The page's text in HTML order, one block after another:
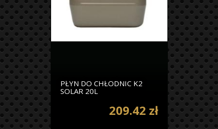
PŁYN DO CHŁODNIC K2
SOLAR 20L
209.42 zł